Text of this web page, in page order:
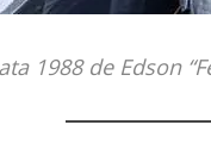
1988 de Edson